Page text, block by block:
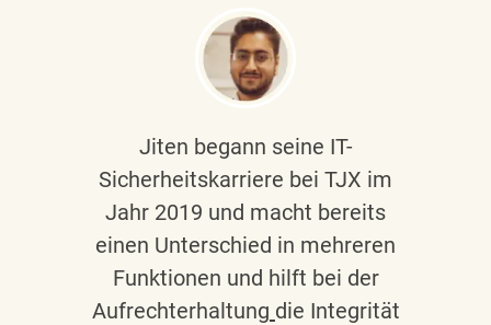
Jiten begann seine IT-
Sicherheitskarriere bei TJX im
Jahr 2019 und macht bereits
einen Unterschied in mehreren
Funktionen und hilft bei der
Aufrechterhaltung die Integrität